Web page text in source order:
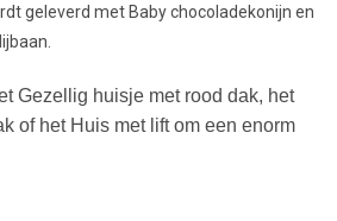
geleverd met Baby chocoladekonijn en
Gezellig huisje met rood dak, het
of het Huis met lift om een enorm